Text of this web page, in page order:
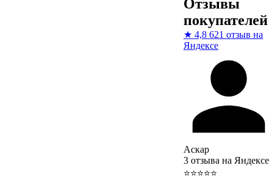
Отзывы
покупателей
★ 4,8 621 отзыв на
Яндексе
Аскар
3 отзыва на Яндексе
⭐⭐⭐⭐⭐